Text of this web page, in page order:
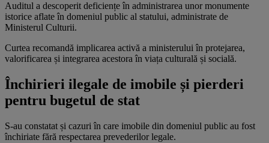
Auditul a descoperit deficiențe în administrarea unor monumente
istorice aflate în domeniul public al statului, administrate de
Ministerul Culturii.
Curtea recomandă implicarea activă a ministerului în protejarea,
valorificarea și integrarea acestora în viața culturală și socială.
Închirieri ilegale de imobile și pierderi
pentru bugetul de stat
S-au constatat și cazuri în care imobile din domeniul public au fost
închiriate fără respectarea prevederilor legale.